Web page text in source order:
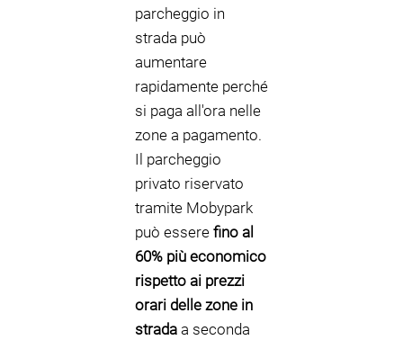
parcheggio in
strada può
aumentare
rapidamente perché
si paga all'ora nelle
zone a pagamento.
Il parcheggio
privato riservato
tramite Mobypark
può essere fino al
60% più economico
rispetto ai prezzi
orari delle zone in
strada a seconda